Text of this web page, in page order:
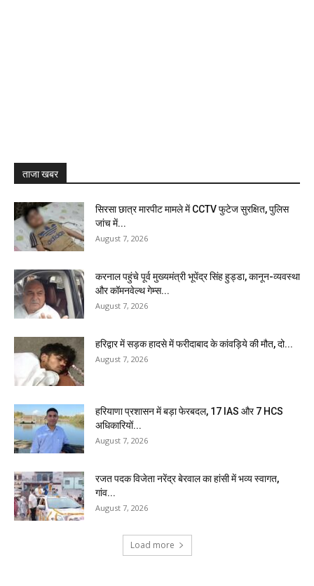
ताजा खबर
सिरसा छात्र मारपीट मामले में CCTV फुटेज सुरक्षित, पुलिस
जांच में...
August 7, 2026
करनाल पहुंचे पूर्व मुख्यमंत्री भूपेंद्र सिंह हुड्डा, कानून-व्यवस्था
और कॉमनवेल्थ गेम्स...
August 7, 2026
हरिद्वार में सड़क हादसे में फरीदाबाद के कांवड़िये की मौत, दो...
August 7, 2026
हरियाणा प्रशासन में बड़ा फेरबदल, 17 IAS और 7 HCS
अधिकारियों...
August 7, 2026
रजत पदक विजेता नरेंद्र बेरवाल का हांसी में भव्य स्वागत,
गांव...
August 7, 2026
Load more